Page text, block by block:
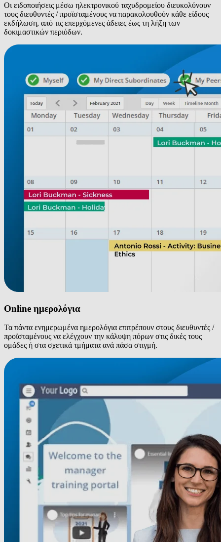
Οι ειδοποιήσεις μέσω ηλεκτρονικού ταχυδρομείου διευκολύνουν
τους διευθυντές / προϊσταμένους να παρακολουθούν κάθε είδους
εκδήλωση, από τις επερχόμενες άδειες έως τη λήξη των
δοκιμαστικών περιόδων.
Online ημερολόγια
Τα πάντα ενημερωμένα ημερολόγια επιτρέπουν στους διευθυντές /
προϊσταμένους να ελέγχουν την κάλυψη πόρων στις δικές τους
ομάδες ή στα σχετικά τμήματα ανά πάσα στιγμή.